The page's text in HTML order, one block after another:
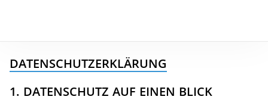
DATENSCHUTZ­ERKLÄRUNG
1. DATENSCHUTZ AUF EINEN BLICK